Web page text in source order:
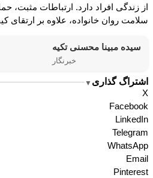
از زندگی افراد دارد. ارتباطات
سلامت روان خانواده، علاوه بر ارتقای
سیده مبینا محسنی تکیه
خبرنگار
اشتراگ گذاری ▼
X
Facebook
LinkedIn
Telegram
WhatsApp
Email
Pinterest